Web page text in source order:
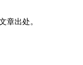
章出处。